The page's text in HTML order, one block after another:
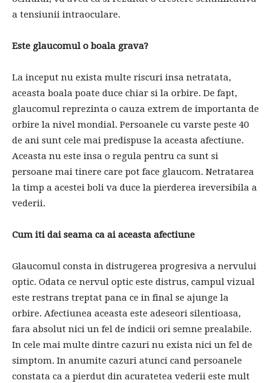
a tensiunii intraoculare.
Este glaucomul o boala grava?
La inceput nu exista multe riscuri insa netratata,
aceasta boala poate duce chiar si la orbire. De fapt,
glaucomul reprezinta o cauza extrem de importanta de
orbire la nivel mondial. Persoanele cu varste peste 40
de ani sunt cele mai predispuse la aceasta afectiune.
Aceasta nu este insa o regula pentru ca sunt si
persoane mai tinere care pot face glaucom. Netratarea
la timp a acestei boli va duce la pierderea ireversibila a
vederii.
Cum iti dai seama ca ai aceasta afectiune
Glaucomul consta in distrugerea progresiva a nervului
optic. Odata ce nervul optic este distrus, campul vizual
este restrans treptat pana ce in final se ajunge la
orbire. Afectiunea aceasta este adeseori silentioasa,
fara absolut nici un fel de indicii ori semne prealabile.
In cele mai multe dintre cazuri nu exista nici un fel de
simptom. In anumite cazuri atunci cand persoanele
constata ca a pierdut din acuratetea vederii este mult